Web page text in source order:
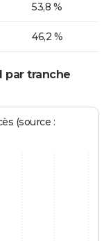
53,8 %
46,2 %
par tranche
(source :